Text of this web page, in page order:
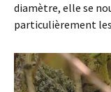
diamètre, elle se
particulièrement